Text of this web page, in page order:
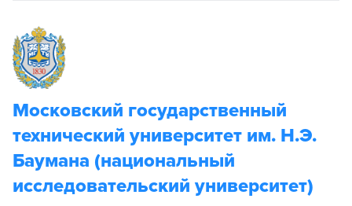
Московский государственный
технический университет им. Н.Э.
Баумана (национальный
исследовательский университет)